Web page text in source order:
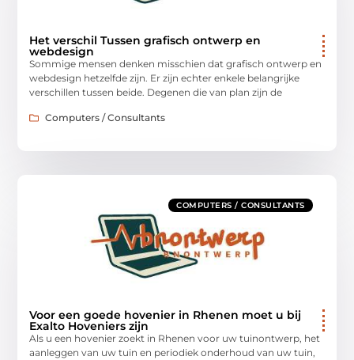
Het verschil Tussen grafisch ontwerp en
webdesign
Sommige mensen denken misschien dat grafisch ontwerp en
webdesign hetzelfde zijn. Er zijn echter enkele belangrijke
verschillen tussen beide. Degenen die van plan zijn de
Computers / Consultants
COMPUTERS / CONSULTANTS
Voor een goede hovenier in Rhenen moet u bij
Exalto Hoveniers zijn
Als u een hovenier zoekt in Rhenen voor uw tuinontwerp, het
aanleggen van uw tuin en periodiek onderhoud van uw tuin,